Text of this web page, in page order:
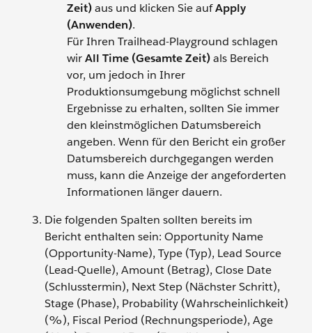
Zeit)aus und klicken Sie aufApply
(Anwenden).
Für Ihren Trailhead-Playground schlagen
wirAll Time (Gesamte Zeit)als Bereich
vor, um jedoch in Ihrer
Produktionsumgebung möglichst schnell
Ergebnisse zu erhalten, sollten Sie immer
den kleinstmöglichen Datumsbereich
angeben. Wenn für den Bericht ein großer
Datumsbereich durchgegangen werden
muss, kann die Anzeige der angeforderten
Informationen länger dauern.
Die folgenden Spalten sollten bereits im
Bericht enthalten sein: Opportunity Name
(Opportunity-Name), Type (Typ), Lead Source
(Lead-Quelle), Amount (Betrag), Close Date
(Schlusstermin), Next Step (Nächster Schritt),
Stage (Phase), Probability (Wahrscheinlichkeit)
(%), Fiscal Period (Rechnungsperiode), Age